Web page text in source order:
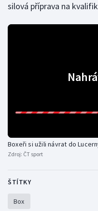
silová příprava na
Boxeři si užili návrat do
Zdroj: ČT sport
ŠTÍTKY
Box